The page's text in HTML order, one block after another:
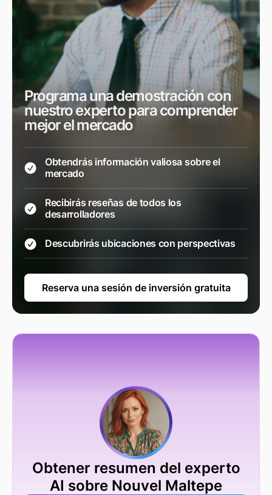
Programa una demostración con
nuestro experto para comprender
mejor el mercado
Obtendrás información valiosa sobre el
mercado
Recibirás reseñas de todos los
desarrolladores
Descubrirás ubicaciones con perspectivas
Reserva una sesión de inversión gratuita
Obtener resumen del experto
AI sobre Nouvel Maltepe